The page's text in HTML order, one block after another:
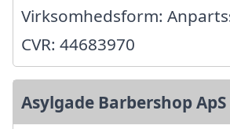
Virksomhedsform:
CVR: 44683970
Asylgade Barbershop ApS